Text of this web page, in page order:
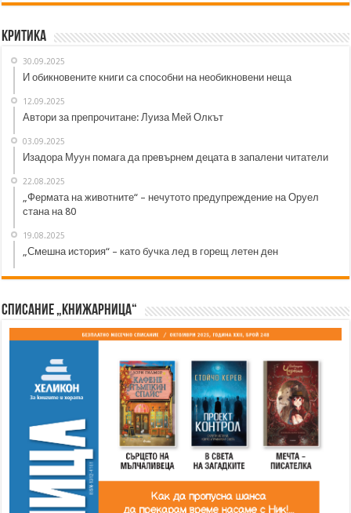
Критика
30.09.2025
И обикновените книги са способни на необикновени неща
12.09.2025
Автори за препрочитане: Луиза Мей Олкът
03.09.2025
Изадора Муун помага да превърнем децата в запалени читатели
22.08.2025
„Фермата на животните“ – нечутото предупреждение на Оруел
стана на 80
19.08.2025
„Смешна история“ – като бучка лед в горещ летен ден
Списание „Книжарница“